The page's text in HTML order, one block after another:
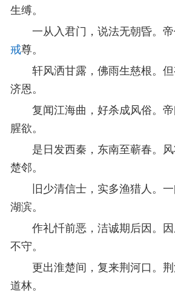
生缚。
一从入君门，说法无朝昏。
戒尊。
轩风洒甘露，佛雨生慈根。
济恩。
复闻江海曲，好杀成风俗。
腥欲。
是日发西秦，东南至蕲春。
楚邻。
旧少清信士，实多渔猎人。
湖滨。
作礼忏前恶，洁诚期后因。
不守。
更出淮楚间，复来荆河口。
道林。